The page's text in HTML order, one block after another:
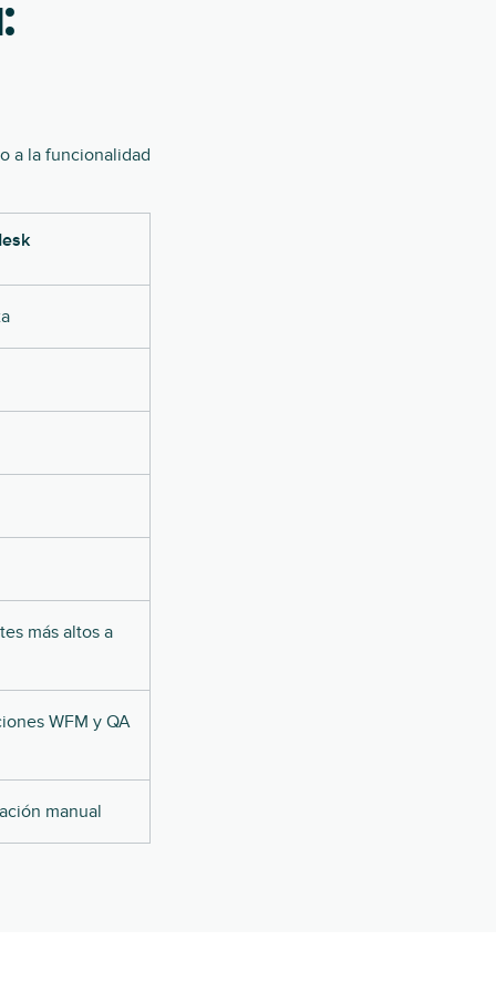
a la funcionalidad
más altos a
WFM y QA
manual